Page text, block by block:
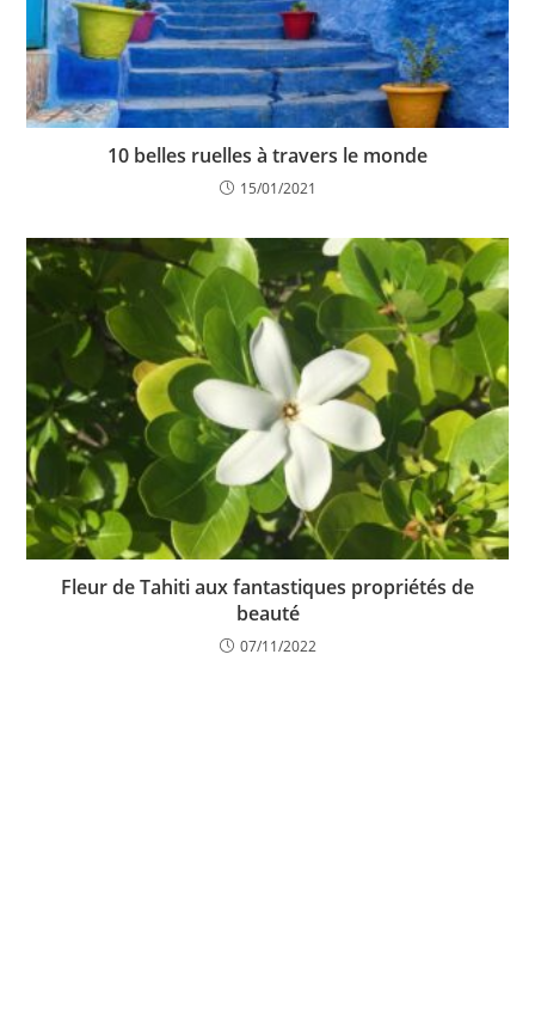
10 belles ruelles à travers le monde
15/01/2021
Fleur de Tahiti aux fantastiques propriétés de
beauté
07/11/2022